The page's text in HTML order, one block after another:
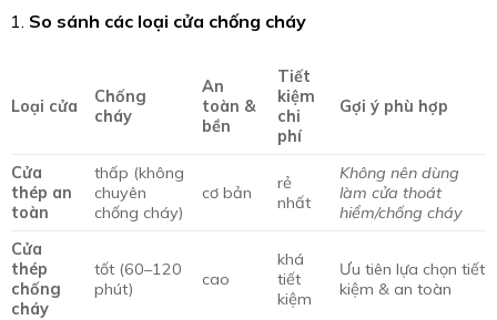
So sánh các loại cửa chống cháy
Loại cửa
Chống
cháy
An
toàn &
bền
Tiết
kiệm
chi
phí
Gợi ý phù hợp
Cửa
thép an
toàn
thấp (không
chuyên
chống cháy)
cơ bản
rẻ
nhất
Không nên dùng
làm cửa thoát
hiểm/chống cháy
Cửa
thép
chống
cháy
tốt (60–120
phút)
cao
khá
tiết
kiệm
Ưu tiên lựa chọn tiết
kiệm & an toàn